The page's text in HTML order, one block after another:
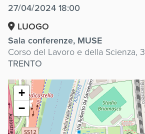
27/04/2024 18:00
LUOGO
Sala conferenze, MUSE
Corso del Lavoro e della Scienza, 3
TRENTO
+
−